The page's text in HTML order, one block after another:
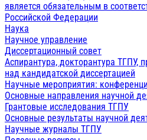
является обязательным в
Российской Федерации
Наука
Научное управление
Диссертационный совет
Аспирантура, докторантура ТГПУ,
над кандидатской диссертацией
Научные мероприятия:
Основные направления научной
Грантовые исследования ТГПУ
Основные результаты научной
Научные журналы ТГПУ